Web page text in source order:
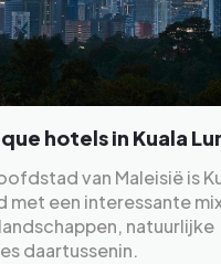
hotels in Kuala
van Maleisië is
met een interessante
natuurlijke
daartussenin.